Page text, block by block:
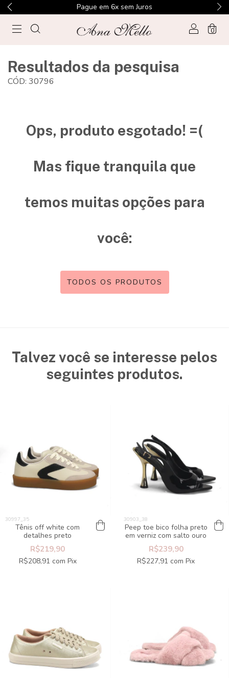
Pague em 6x sem Juros
0
Resultados da pesquisa
CÓD: 30796
Ops, produto esgotado! =(
Mas fique tranquila que
temos muitas opções para
você:
TODOS OS PRODUTOS
Talvez você se interesse pelos
seguintes produtos.
Tênis off white com
detalhes preto
R$219,90
R$208,91 com Pix
Peep toe bico folha preto
em verniz com salto ouro
R$239,90
R$227,91 com Pix